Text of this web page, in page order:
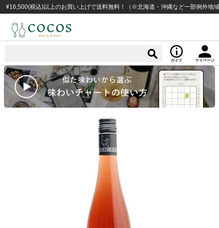
税込)以上のお買い上げで送料無料！（※北海道・沖縄など一部例外地域あり）
ガイド マイページ